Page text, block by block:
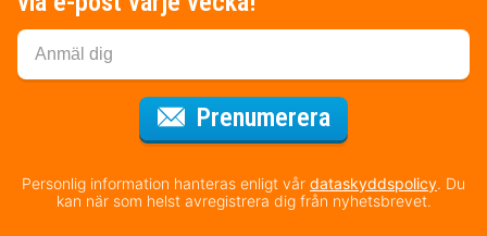
Prenumerera
Personlig information hanteras enligt vår dataskyddspolicy. Du
kan när som helst avregistrera dig från nyhetsbrevet.